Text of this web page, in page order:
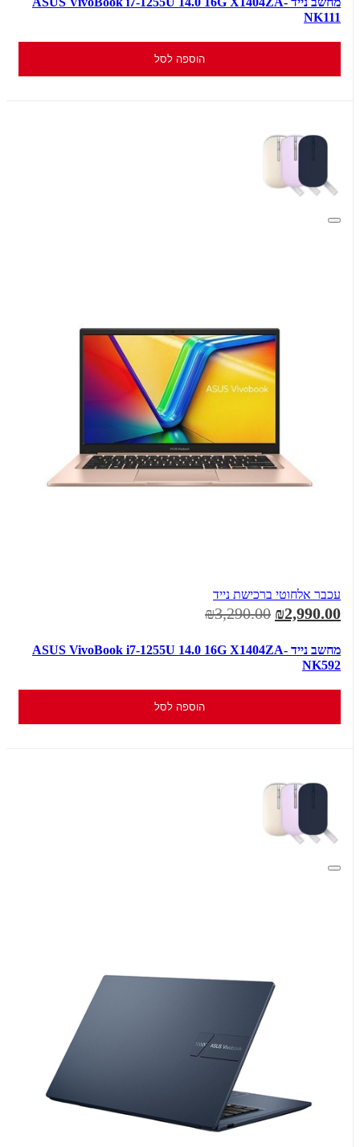
NK111
הוספה לסל
עכבר אלחוטי ברכישת נייד
₪2,990.00
₪3,290.00
מחשב נייד ASUS VivoBook i7-1255U 14.0 16G X1404ZA-
NK592
הוספה לסל